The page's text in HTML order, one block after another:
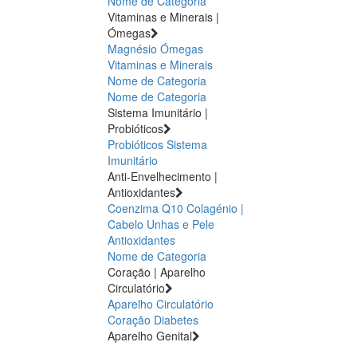
Vitaminas e Minerais |
Ómegas
Magnésio Ómegas
Vitaminas e Minerais
Nome de Categoria
Nome de Categoria
Sistema Imunitário |
Probióticos
Probióticos Sistema
Imunitário
Anti-Envelhecimento |
Antioxidantes
Coenzima Q10 Colagénio |
Cabelo Unhas e Pele
Antioxidantes
Nome de Categoria
Coração | Aparelho
Circulatório
Aparelho Circulatório
Coração Diabetes
Aparelho Genital